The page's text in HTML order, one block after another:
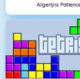
Algerijns